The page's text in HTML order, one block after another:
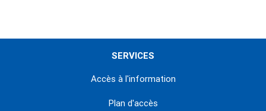
SERVICES
Accès à l'information
Plan d'accès